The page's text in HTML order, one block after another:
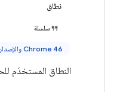
نطاق
سلسلة
Chrome 46 والإصدارات الأحدث
النطاق المستخدَم